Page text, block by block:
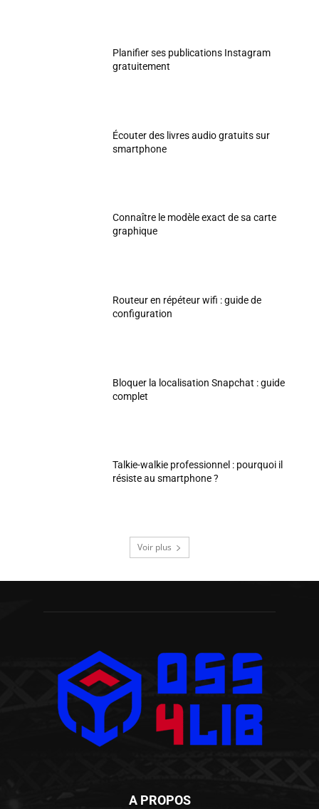
Planifier ses publications Instagram
gratuitement
Écouter des livres audio gratuits sur
smartphone
Connaître le modèle exact de sa carte
graphique
Routeur en répéteur wifi : guide de
configuration
Bloquer la localisation Snapchat : guide
complet
Talkie-walkie professionnel : pourquoi il
résiste au smartphone ?
Voir plus
A PROPOS